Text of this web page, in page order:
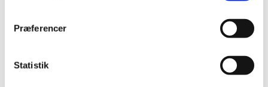
Præferencer
Statistik
maj (2)
2010 (7)